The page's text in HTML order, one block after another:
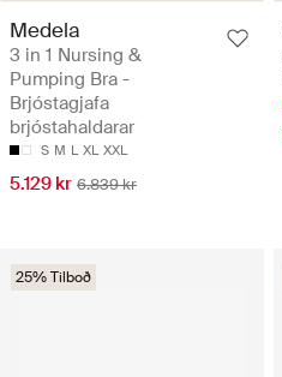
Medela
3 in 1 Nursing &
Pumping Bra -
Brjóstagjafa
brjóstahaldarar
S M L XL XXL
5.129 kr 6.839 kr
25% Tilboð